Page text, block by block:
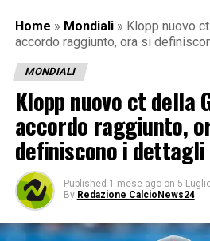
Home » Mondiali » Klopp nuovo
accordo raggiunto, ora si
MONDIALI
Klopp nuovo ct della
accordo raggiunto,
definiscono i dettagli
Published 1 mese ago on 5
By Redazione CalcioNews24